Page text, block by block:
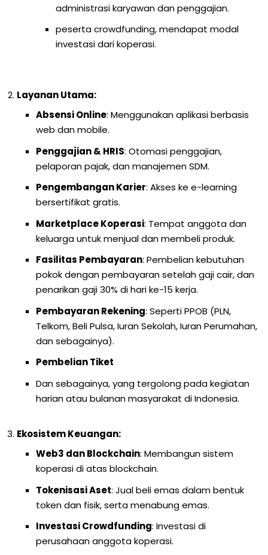
administrasi karyawan dan penggajian.
peserta crowdfunding, mendapat modal
investasi dari koperasi.
Layanan Utama:
Absensi Online: Menggunakan aplikasi berbasis
web dan mobile.
Penggajian & HRIS: Otomasi penggajian,
pelaporan pajak, dan manajemen SDM.
Pengembangan Karier: Akses ke e-learning
bersertifikat gratis.
Marketplace Koperasi: Tempat anggota dan
keluarga untuk menjual dan membeli produk.
Fasilitas Pembayaran: Pembelian kebutuhan
pokok dengan pembayaran setelah gaji cair, dan
penarikan gaji 30% di hari ke-15 kerja.
Pembayaran Rekening: Seperti PPOB (PLN,
Telkom, Beli Pulsa, Iuran Sekolah, Iuran Perumahan,
dan sebagainya).
Pembelian Tiket
Dan sebagainya, yang tergolong pada kegiatan
harian atau bulanan masyarakat di Indonesia.
Ekosistem Keuangan:
Web3 dan Blockchain: Membangun sistem
koperasi di atas blockchain.
Tokenisasi Aset: Jual beli emas dalam bentuk
token dan fisik, serta menabung emas.
Investasi Crowdfunding: Investasi di
perusahaan anggota koperasi.